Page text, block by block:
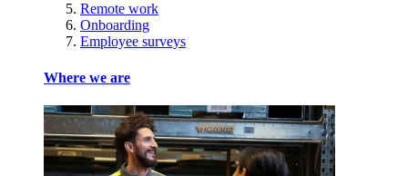
Remote work
Onboarding
Employee surveys
Where we are